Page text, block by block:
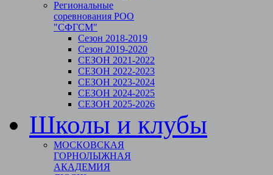
Региональные
соревнования РОО
"СФГСМ"
Сезон 2018-2019
Сезон 2019-2020
СЕЗОН 2021-2022
СЕЗОН 2022-2023
СЕЗОН 2023-2024
СЕЗОН 2024-2025
СЕЗОН 2025-2026
Школы и клубы
МОСКОВСКАЯ
ГОРНОЛЫЖНАЯ
АКАДЕМИЯ